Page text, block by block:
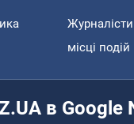
місці подій
в Google